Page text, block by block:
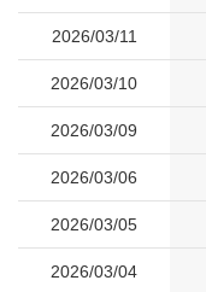
2026/03/11
2026/03/10
2026/03/09
2026/03/06
2026/03/05
2026/03/04